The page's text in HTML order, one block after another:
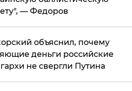
— Федоров
объяснил, почему
деньги российские
не свергли Путина